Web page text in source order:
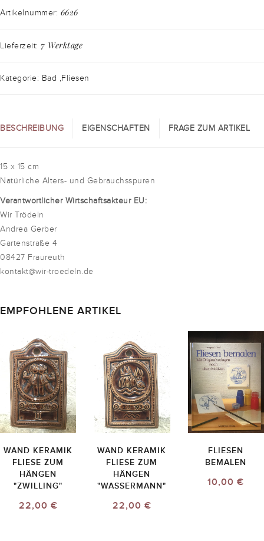
Artikelnummer: 6626
Lieferzeit: 7 Werktage
Kategorie: Bad ,Fliesen
BESCHREIBUNG EIGENSCHAFTEN FRAGE ZUM ARTIKEL
15 x 15 cm
Natürliche Alters- und Gebrauchsspuren
Verantwortlicher Wirtschaftsakteur EU:
Wir Trödeln
Andrea Gerber
Gartenstraße 4
08427 Fraureuth
kontakt@wir-troedeln.de
EMPFOHLENE ARTIKEL
WAND KERAMIK
FLIESE ZUM
HÄNGEN
"ZWILLING"
22,00 €
WAND KERAMIK
FLIESE ZUM
HÄNGEN
"WASSERMANN"
22,00 €
FLIESEN
BEMALEN
10,00 €